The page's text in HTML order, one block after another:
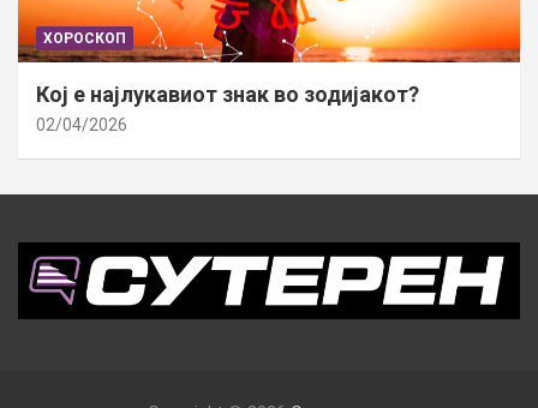
ХОРОСКОП
Кој е најлукавиот знак во зодијакот?
02/04/2026